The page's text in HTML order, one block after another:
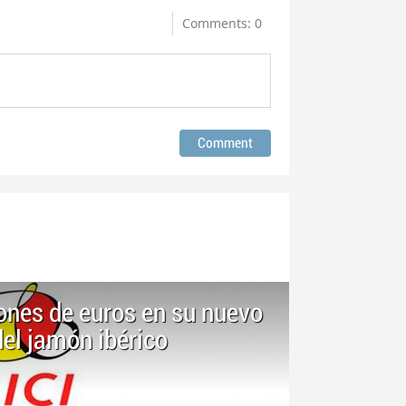
Comments: 0
de euros en su nuevo
jamón ibérico